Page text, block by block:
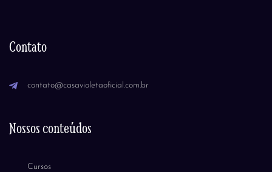
Contato
contato@casavioletaoficial.com.br
Nossos conteúdos
Cursos